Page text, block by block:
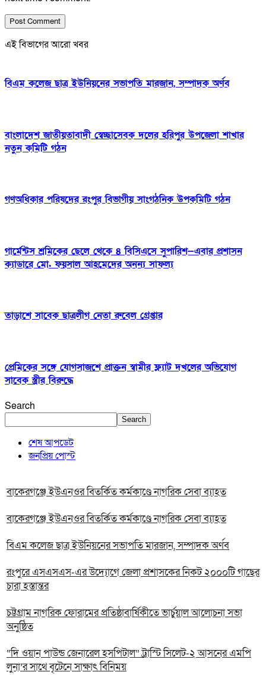
এই বিভাগের আরো খবর
বিএম কলেজ ছাত্র ইউনিয়নের সভাপতি মারজান, সম্পাদক অর্ণব
বাংলাদেশ জাতীয়তাবাদী স্বেচ্ছাসেবক দলের হরিপুর উপজেলা শাখার
নতুন কমিটি গঠন
গণঅধিকার পরিষদের রংপুর বিভাগীয় সাংগঠনিক উপকমিটি গঠন
গার্মেন্টস শ্রমিকের ছেলে থেকে ৪ বিসিএসে সুপারিশ—এবার প্রশাসন
ক্যাডারে মো. ফয়সাল আহমেদের অনন্য সাফল্য
তাড়াশে সাবেক ছাত্রলীগ নেতা রুবেল গ্রেপ্তার
প্রেমিকের সঙ্গে যোগসাজশে প্রাক্তন স্বামীর ফ্ল্যাট দখলের অভিযোগ
সাবেক স্ত্রীর বিরুদ্ধে
Search
Search
শেষ আপডেট
জনপ্রিয় পোস্ট
বাকেরগঞ্জে ইউএনওর বিতর্কিত কর্মকাণ্ডে নাগরিক সেবা ব্যাহত
বাকেরগঞ্জে ইউএনওর বিতর্কিত কর্মকাণ্ডে নাগরিক সেবা ব্যাহত
বিএম কলেজ ছাত্র ইউনিয়নের সভাপতি মারজান, সম্পাদক অর্ণব
রংপুরে এসএসএস-এর উদ্যোগে জেলা প্রশাসকের নিকট ২০০০টি গাছের
চারা হস্তান্তর
চট্টগ্রাম নাগরিক ফোরামের প্রতিষ্ঠাবার্ষিকীতে ভার্চুয়াল আলোচনা সভা
অনুষ্ঠিত
“দি ওয়ান পাউন্ড জেনারেল হসপিটাল” ট্রাস্টি সিলেট-২ আসনের এমপি
লুনা’র সা‌থে বৃটেনে সাক্ষাৎ বিনিময়